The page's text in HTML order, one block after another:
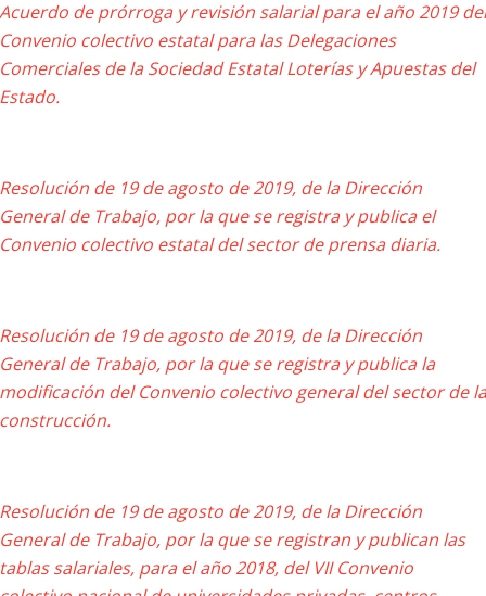
Acuerdo de prórroga y revisión salarial para el año 2019 del
Convenio colectivo estatal para las Delegaciones
Comerciales de la Sociedad Estatal Loterías y Apuestas del
Estado.
Resolución de 19 de agosto de 2019, de la Dirección
General de Trabajo, por la que se registra y publica el
Convenio colectivo estatal del sector de prensa diaria.
Resolución de 19 de agosto de 2019, de la Dirección
General de Trabajo, por la que se registra y publica la
modificación del Convenio colectivo general del sector de la
construcción.
Resolución de 19 de agosto de 2019, de la Dirección
General de Trabajo, por la que se registran y publican las
tablas salariales, para el año 2018, del VII Convenio